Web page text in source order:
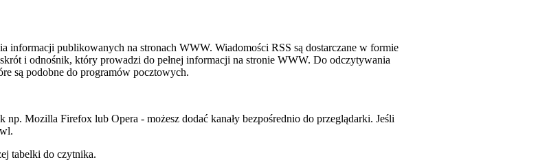
informacji publikowanych na stronach WWW. Wiadomości RSS są dostarczane w formie
i odnośnik, który prowadzi do pełnej informacji na stronie WWW. Do odczytywania
są podobne do programów pocztowych.
Mozilla Firefox lub Opera - możesz dodać kanały bezpośrednio do przeglądarki. Jeśli
tabelki do czytnika.